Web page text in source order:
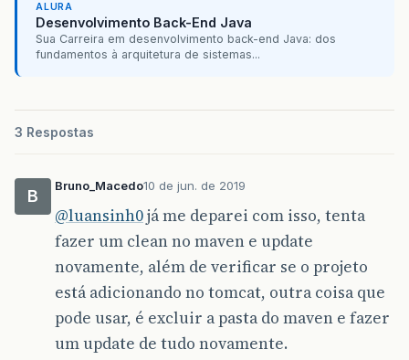
ALURA
Desenvolvimento Back-End Java
Sua Carreira em desenvolvimento back-end Java: dos
fundamentos à arquitetura de sistemas...
3 Respostas
B
Bruno_Macedo10 de jun. de 2019
@luansinh0já me deparei com isso, tenta
fazer um clean no maven e update
novamente, além de verificar se o projeto
está adicionando no tomcat, outra coisa que
pode usar, é excluir a pasta do maven e fazer
um update de tudo novamente.